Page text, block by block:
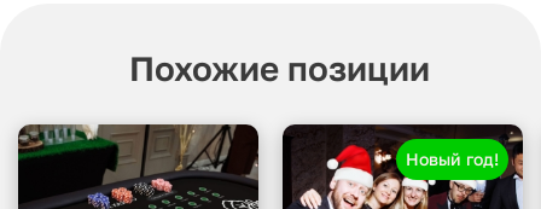
Похожие позиции
Новый год!